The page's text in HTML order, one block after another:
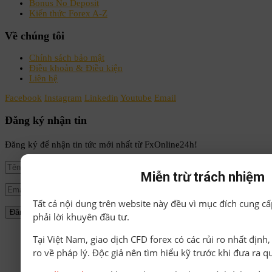
Bonus No Deposit
Kiến thức Forex A-Z
Về chúng tôi
Chính sách bảo mật
Điều khoản & Điều kiện
Liên hệ
Facebook Instagram Linkedin Youtube Email
Đăng ký nhận tin
Đăng ký để nhận tin tức mới nhất từ FxOnline24h!
© Bản quyền thuộc về FxOnline24h.
Miễn trừ trách nhiệm
Tất cả nội dung trên website này đều vì mục đích cung
phải lời khuyên đầu tư.
Tại Việt Nam, giao dịch CFD forex có các rủi ro nhất
ro về pháp lý. Độc giả nên tìm hiểu kỹ trước khi đưa ra